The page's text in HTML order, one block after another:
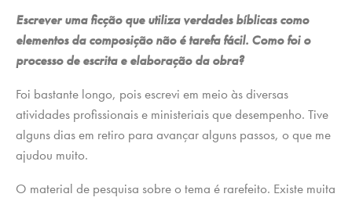
Escrever uma ficção que utiliza verdades bíblicas como
elementos da composição não é tarefa fácil. Como foi o
processo de escrita e elaboração da obra?
Foi bastante longo, pois escrevi em meio às diversas
atividades profissionais e ministeriais que desempenho. Tive
alguns dias em retiro para avançar alguns passos, o que me
ajudou muito.
O material de pesquisa sobre o tema é rarefeito. Existe muita